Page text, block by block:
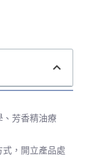
芳香精油療
，開立產品處